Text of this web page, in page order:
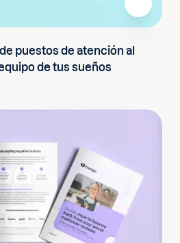
puestos de atención al
de tus sueños